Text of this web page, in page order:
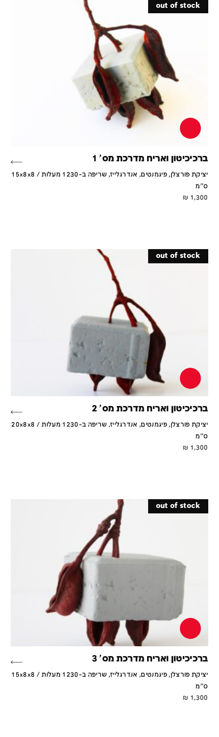
out of stock
ברכיכיטון ואריח מדרכת מס' 1
יציקת פורצלן, פיגמנטים, אנדרגלייז, שריפה ב-1230 מעלות / 15x8x8
ס''מ
1,300
₪
out of stock
ברכיכיטון ואריח מדרכת מס' 2
יציקת פורצלן, פיגמנטים, אנדרגלייז, שריפה ב-1230 מעלות / 20x8x8
ס''מ
1,300
₪
out of stock
ברכיכיטון ואריח מדרכת מס' 3
יציקת פורצלן, פיגמנטים, אנדרגלייז, שריפה ב-1230 מעלות / 15x8x8
ס''מ
1,300
₪